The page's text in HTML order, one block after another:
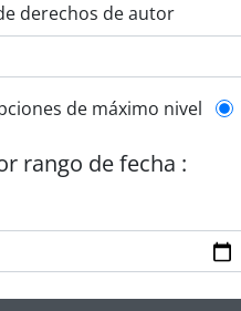
derechos de autor
description filter
de máximo nivel
rango de fecha :